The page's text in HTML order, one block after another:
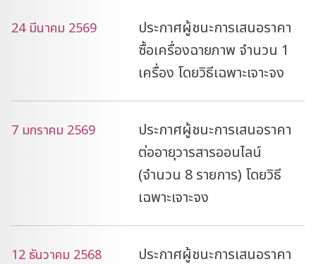
24 มีนาคม 2569
ประกาศผู้ชนะการเสนอราคา
ซื้อเครื่องฉายภาพ จำนวน 1
เครื่อง โดยวิธีเฉพาะเจาะจง
7 มกราคม 2569
ประกาศผู้ชนะการเสนอราคา
ต่ออายุวารสารออนไลน์
(จำนวน 8 รายการ) โดยวิธี
เฉพาะเจาะจง
12 ธันวาคม 2568
ประกาศผู้ชนะการเสนอราคา